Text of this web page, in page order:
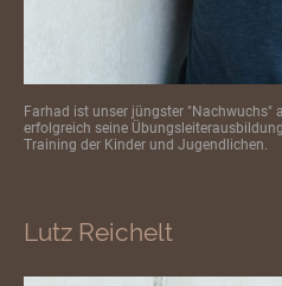
Farhad ist unser jüngster "Nachwuchs"
erfolgreich seine
Training der Kinder und Jugendlichen.
Lutz Reichelt